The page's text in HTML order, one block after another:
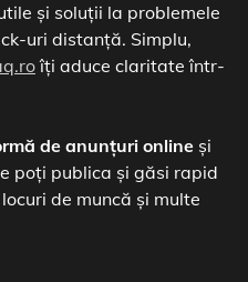
și soluții la problemele
uri distanță. Simplu,
îți aduce claritate într-
de anunțuri online și
poți publica și găsi rapid
de muncă și multe